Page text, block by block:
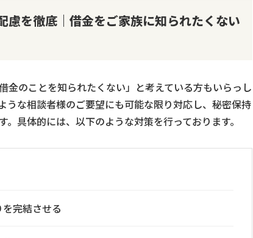
慮を徹底｜借金をご家族に知られたくない
金のことを知られたくない」と考えている方もいらっし
うな相談者様のご要望にも可能な限り対応し、秘密保持
具体的には、以下のような対策を行っております。
完結させる